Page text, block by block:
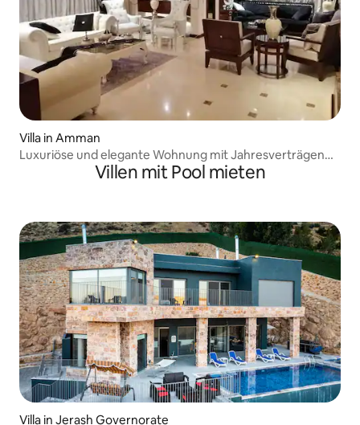
Villa in Amman
Luxuriöse und elegante Wohnung mit Jahresverträgen
für BotschaftenVillen mit Pool mieten
Villa in Jerash Governorate